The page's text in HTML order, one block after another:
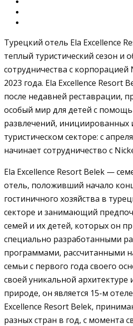
Турецкий отель Ela Excellence
теплый туристический сезон и
сотрудничества с корпорацией
2023 года. Ela Excellence Resort
после недавней реставрации,
особый мир для детей с
развлечений, инициированных
туристическом секторе: с
начинает сотрудничество с
Ela Excellence Resort Belek —
отель, положивший начало
гостиничного хозяйства в
секторе и занимающий
семей и их детей, которых он
специально разработанными
программами, рассчитанными
семьи с первого года своего
своей уникальной
природе, он является 15-м
Excellence Resort Belek,
разных стран в год, с момента